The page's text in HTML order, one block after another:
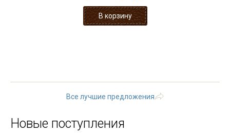
Все лучшие предложения
Новые поступления